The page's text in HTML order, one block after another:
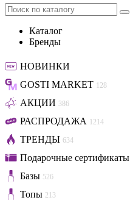
Каталог
Бренды
НОВИНКИ
GOSTI MARKET 128
АКЦИИ 386
РАСПРОДАЖА 1214
ТРЕНДЫ 634
Подарочные сертификаты
Базы 526
Топы 213